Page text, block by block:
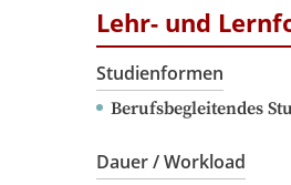
Lehr- und
Studienformen
Berufsbegleitendes
Dauer / Workload